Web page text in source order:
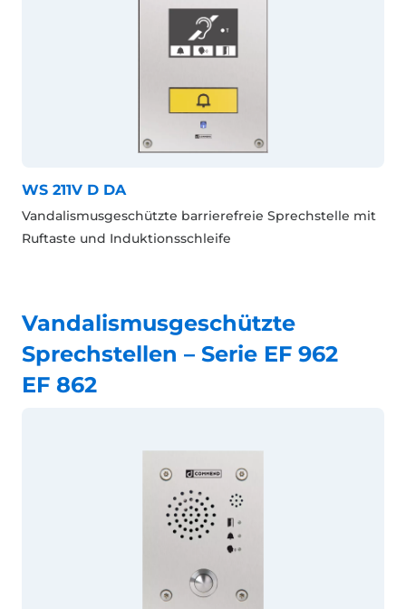
WS 211V D DA
Vandalismusgeschützte barrierefreie Sprechstelle mit
Ruftaste und Induktionsschleife
Vandalismusgeschützte
Sprechstellen – Serie EF 962
EF 862